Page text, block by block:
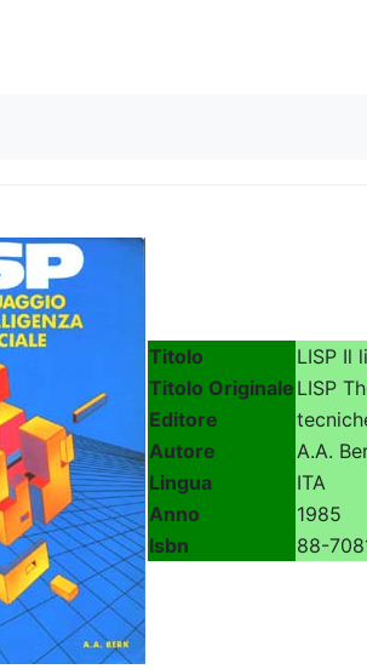
Titolo
LISP Il
Titolo Originale LISP
Editore
Autore
A.A.
Lingua
ITA
Anno
1985
Isbn
88-